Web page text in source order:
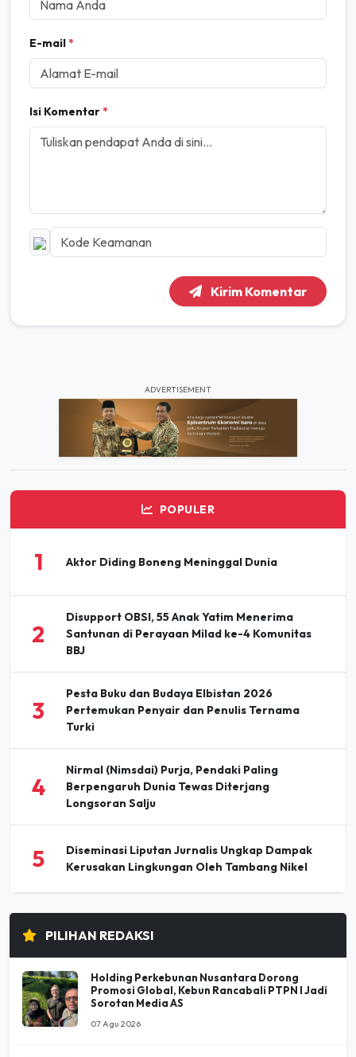
E-mail*
Isi Komentar*
Kirim Komentar
ADVERTISEMENT
POPULER
1 Aktor Diding Boneng Meninggal Dunia
2
Disupport OBSI, 55 Anak Yatim Menerima
Santunan di Perayaan Milad ke-4 Komunitas
BBJ
3
Pesta Buku dan Budaya Elbistan 2026
Pertemukan Penyair dan Penulis Ternama
Turki
4
Nirmal (Nimsdai) Purja, Pendaki Paling
Berpengaruh Dunia Tewas Diterjang
Longsoran Salju
5
Diseminasi Liputan Jurnalis Ungkap Dampak
Kerusakan Lingkungan Oleh Tambang Nikel
PILIHAN REDAKSI
Holding Perkebunan Nusantara Dorong
Promosi Global, Kebun Rancabali PTPN I Jadi
Sorotan Media AS
07 Agu 2026